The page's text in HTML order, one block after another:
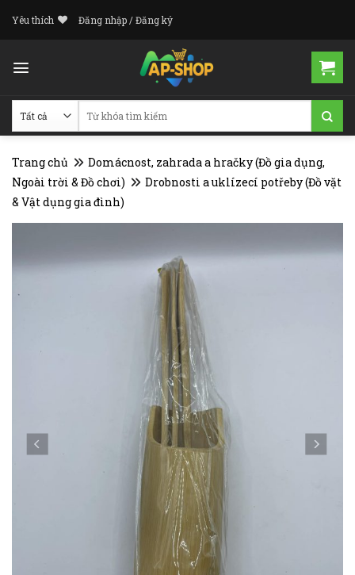
Yêu thích Đăng nhập / Đăng ký
Trang chủ
Domácnost, zahrada a hračky (Đồ gia dụng,
Ngoài trời & Đồ chơi)
Drobnosti a uklízecí potřeby (Đồ vặt
& Vật dụng gia đình)